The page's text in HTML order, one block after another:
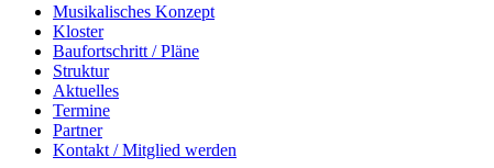
Close
Menu
Musikalisches Konzept
Kloster
Baufortschritt / Pläne
Struktur
Aktuelles
Termine
Partner
Kontakt / Mitglied werden